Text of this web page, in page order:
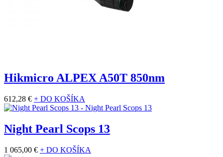
Hikmicro ALPEX A50T 850nm
612,28 € + DO KOŠÍKA
Night Pearl Scops 13
1 065,00 € + DO KOŠÍKA